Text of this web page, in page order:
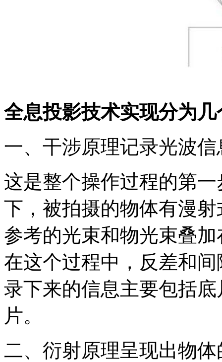
全息投影技术实现分为
一、干涉原理记录光波信
这是整个操作过程的第
下，被拍摄的物体有漫
参考的光束和物光束叠
在这个过程中，反差和
录下来的信息主要包括
片。
二、衍射原理呈现出物体